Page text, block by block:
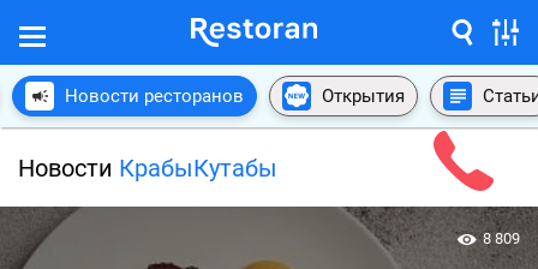
Новости ресторанов Открытия
Новости КрабыКутабы
8 809